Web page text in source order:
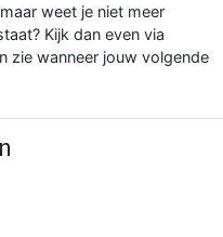
weet je niet meer
Kijk dan even via
zie wanneer jouw volgende